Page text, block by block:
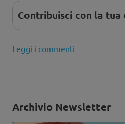
Contribuisci con la tua
Leggi i commenti
Archivio Newsletter